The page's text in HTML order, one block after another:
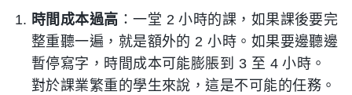
時間成本過高 ：一堂 2 小時的課，如果課後要完
整重聽一遍，就是額外的 2 小時。如果要邊聽邊
暫停寫字，時間成本可能膨脹到 3 至 4 小時。
對於課業繁重的學生來說，這是不可能的任務。